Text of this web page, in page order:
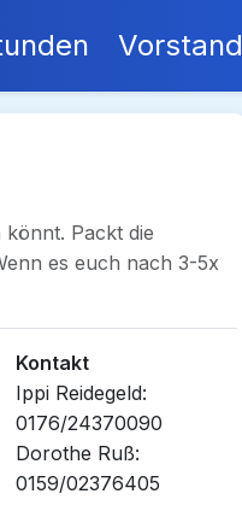
Vorstand
Packt die
es euch nach 3-5x
Kontakt
Ippi Reidegeld:
0176/24370090
Dorothe Ruß:
0159/02376405